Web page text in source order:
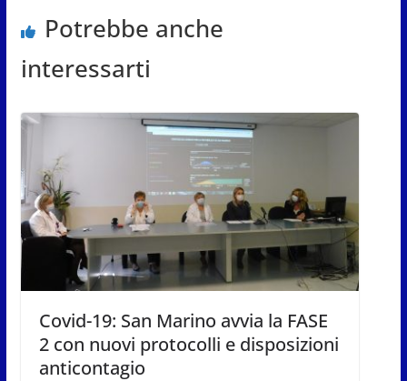
Potrebbe anche
interessarti
Covid-19: San Marino avvia la FASE
2 con nuovi protocolli e disposizioni
anticontagio